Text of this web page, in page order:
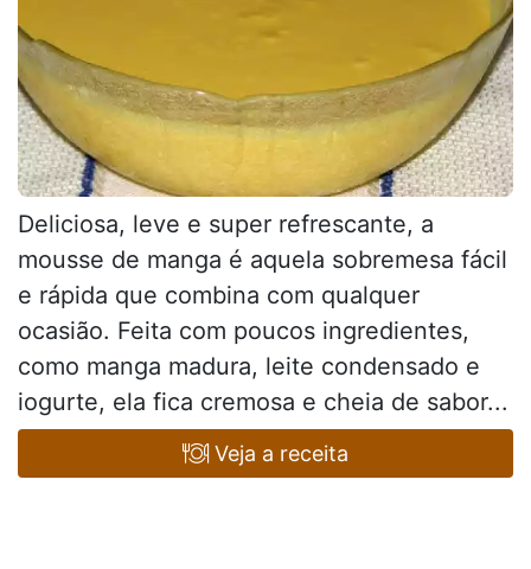
Deliciosa, leve e super refrescante, a
mousse de manga é aquela sobremesa fácil
e rápida que combina com qualquer
ocasião. Feita com poucos ingredientes,
como manga madura, leite condensado e
iogurte, ela fica cremosa e cheia de sabor...
Veja a receita